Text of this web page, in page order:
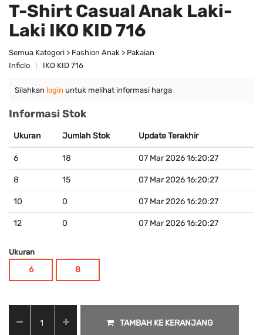
T-Shirt Casual Anak Laki-
Laki IKO KID 716
Semua Kategori > Fashion Anak > Pakaian
Inficlo
IKO KID 716
Silahkan login untuk melihat informasi harga
Informasi Stok
Ukuran Jumlah Stok Update Terakhir
6 18 07 Mar 2026 16:20:27
8 15 07 Mar 2026 16:20:27
10 0 07 Mar 2026 16:20:27
12 0 07 Mar 2026 16:20:27
Ukuran
6 8
TAMBAH KE KERANJANG